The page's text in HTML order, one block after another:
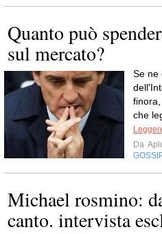
Quanto può
sul mercato?
Se ne
che
Da
Michael rosmino:
canto. intervista